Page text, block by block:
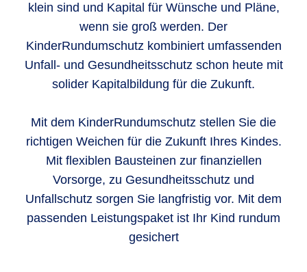
klein sind und Kapital für Wünsche und Pläne,
wenn sie groß werden. Der
KinderRundumschutz kombiniert umfassenden
Unfall- und Gesundheitsschutz schon heute mit
solider Kapitalbildung für die Zukunft.
Mit dem KinderRundumschutz stellen Sie die
richtigen Weichen für die Zukunft Ihres Kindes.
Mit flexiblen Bausteinen zur finanziellen
Vorsorge, zu Gesundheitsschutz und
Unfallschutz sorgen Sie langfristig vor. Mit dem
passenden Leistungspaket ist Ihr Kind rundum
gesichert